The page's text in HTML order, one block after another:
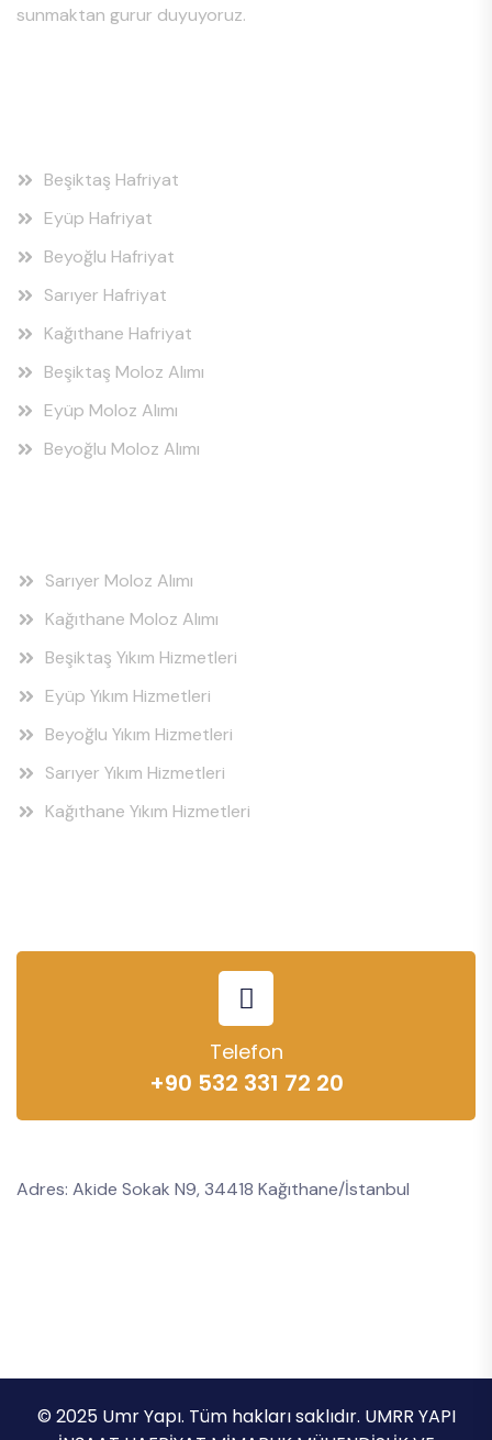
sunmaktan gurur duyuyoruz.
Beşiktaş Hafriyat
Eyüp Hafriyat
Beyoğlu Hafriyat
Sarıyer Hafriyat
Kağıthane Hafriyat
Beşiktaş Moloz Alımı
Eyüp Moloz Alımı
Beyoğlu Moloz Alımı
Sarıyer Moloz Alımı
Kağıthane Moloz Alımı
Beşiktaş Yıkım Hizmetleri
Eyüp Yıkım Hizmetleri
Beyoğlu Yıkım Hizmetleri
Sarıyer Yıkım Hizmetleri
Kağıthane Yıkım Hizmetleri
Telefon
+90 532 331 72 20
Adres: Akide Sokak N9, 34418 Kağıthane/İstanbul
© 2025 Umr Yapı. Tüm hakları saklıdır. UMRR YAPI